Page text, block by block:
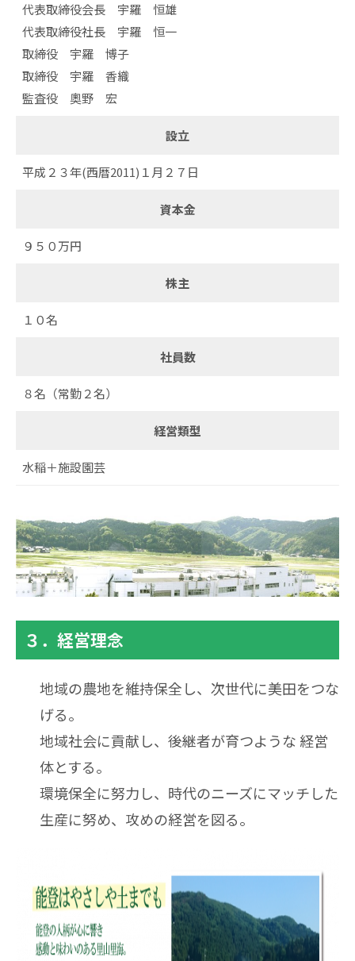
代表取締役会長 宇羅 恒雄
代表取締役社長 宇羅 恒一
取締役 宇羅 博子
取締役 宇羅 香織
監査役 奧野 宏
設立
平成２３年(西暦2011)１月２７日
資本金
９５０万円
株主
１０名
社員数
８名（常勤２名）
経営類型
水稲＋施設園芸
３．経営理念
地域の農地を維持保全し、次世代に美田をつな
げる。
地域社会に貢献し、後継者が育つような 経営
体とする。
環境保全に努力し、時代のニーズにマッチした
生産に努め、攻めの経営を図る。